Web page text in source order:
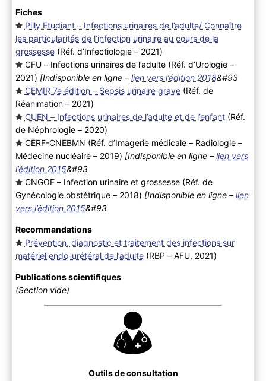
Fiches
Pilly Etudiant – Infections urinaires de l’adulte/ Connaître
les particularités de l’infection urinaire au cours de la
grossesse(Réf. d’Infectiologie – 2021)
CFU – Infections urinaires de l’adulte (Réf. d’Urologie –
2021) [Indisponible en ligne – lien vers l’édition 2018&#93
CEMIR 7e édition – Sepsis urinaire grave(Réf. de
Réanimation – 2021)
CUEN – Infections urinaires de l’adulte et de l’enfant(Réf.
de Néphrologie – 2020)
CERF-CNEBMN (Réf. d’Imagerie médicale – Radiologie –
Médecine nucléaire – 2019) [Indisponible en ligne – lien vers
l’édition 2015&#93
CNGOF – Infection urinaire et grossesse (Réf. de
Gynécologie obstétrique – 2018) [Indisponible en ligne – lien
vers l’édition 2015&#93
Recommandations
Prévention, diagnostic et traitement des infections sur
matériel endo-urétéral de l’adulte(RBP – AFU, 2021)
Publications scientifiques
(Section vide)
Outils de consultation